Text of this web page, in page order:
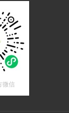
微信